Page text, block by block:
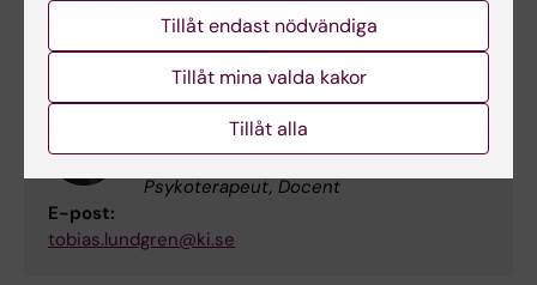
Tobias Lundgren
Forskargruppsledare, Leg Psykolog, Leg
Psykoterapeut, Docent
E-post:
tobias.lundgren@ki.se
Tillåt endast nödvändiga
Tillåt mina valda kakor
Tillåt alla